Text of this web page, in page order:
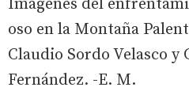
Imágenes del
oso en la Montaña
Claudio Sordo Velasco y
Fernández. -E. M.